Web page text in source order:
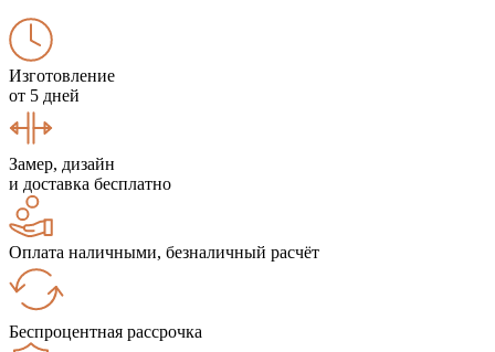
Изготовление
от 5 дней
Замер, дизайн
и доставка бесплатно
Оплата наличными, безналичный расчёт
Беспроцентная рассрочка